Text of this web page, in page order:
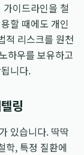
가이드라인을 철
할 때에도 개인
적 리스크를 원천
하우를 보유하고
니다.
링
있습니다. 딱딱
학, 특정 질환에